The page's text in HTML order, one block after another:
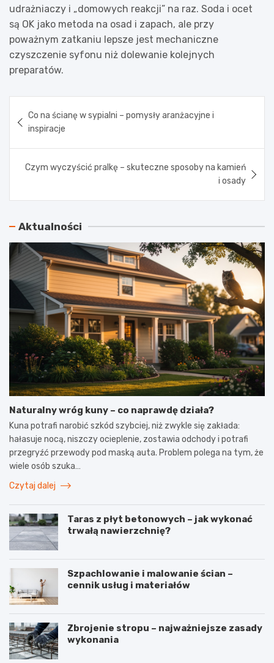
udrażniaczy i „domowych reakcji” na raz. Soda i ocet
są OK jako metoda na osad i zapach, ale przy
poważnym zatkaniu lepsze jest mechaniczne
czyszczenie syfonu niż dolewanie kolejnych
preparatów.
wpisu
Co na ścianę w sypialni – pomysły aranżacyjne i
inspiracje
Czym wyczyścić pralkę – skuteczne sposoby na kamień
i osady
Aktualności
Naturalny wróg kuny – co naprawdę działa?
Kuna potrafi narobić szkód szybciej, niż zwykle się zakłada:
hałasuje nocą, niszczy ocieplenie, zostawia odchody i potrafi
przegryźć przewody pod maską auta. Problem polega na tym, że
wiele osób szuka…
Czytaj dalej
Taras z płyt betonowych – jak wykonać
trwałą nawierzchnię?
Szpachlowanie i malowanie ścian –
cennik usług i materiałów
Zbrojenie stropu – najważniejsze zasady
wykonania